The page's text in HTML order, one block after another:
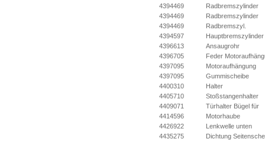
4394469
Radbremszylinder
4394469
Radbremszylinder
4394469
Radbremszyl.
4394597
Hauptbremszylinder
4396613
Ansaugrohr
4396705
Feder
4397095
Motoraufhängung
4397095
Gummischeibe
4400310
Halter
4405710
Stoßstangenhalter
4409071
Türhalter Bügel für
4414596
Motorhaube
4426922
Lenkwelle unten
4435275
Dichtung